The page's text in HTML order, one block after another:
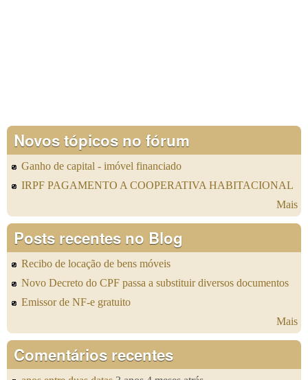
Novos tópicos no fórum
Ganho de capital - imóvel financiado
IRPF PAGAMENTO A COOPERATIVA HABITACIONAL
Mais
Posts recentes no Blog
Recibo de locação de bens móveis
Novo Decreto do CPF passa a substituir diversos documentos
Emissor de NF-e gratuito
Mais
Comentários recentes